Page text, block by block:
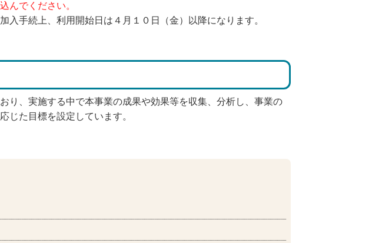
んでください。
手続上、利用開始日は４月１０日（金）以降になります。
り、実施する中で本事業の成果や効果等を収集、分析し、事業の
じた目標を設定しています。